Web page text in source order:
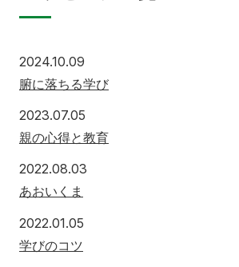
2024.10.09
腑に落ちる学び
2023.07.05
親の心得と教育
2022.08.03
あおいくま
2022.01.05
学びのコツ